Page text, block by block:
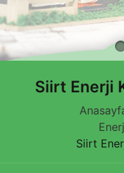
Siirt Enerji
Siirt